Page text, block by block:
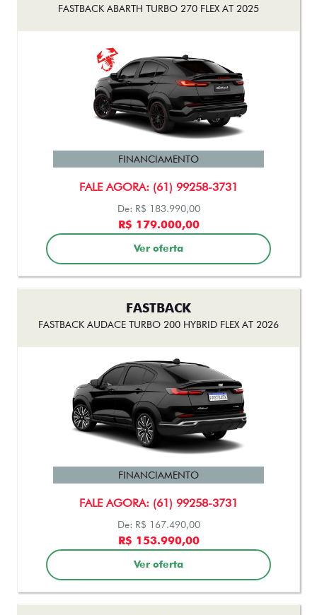
FASTBACK ABARTH TURBO 270 FLEX AT 2025
FALE AGORA: (61) 99258-3731
FINANCIAMENTO
De: R$ 183.990,00
R$ 179.000,00
Ver oferta
FASTBACK
FASTBACK AUDACE TURBO 200 HYBRID FLEX AT 2026
FALE AGORA: (61) 99258-3731
FINANCIAMENTO
De: R$ 167.490,00
R$ 153.990,00
Ver oferta